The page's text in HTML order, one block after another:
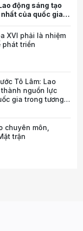
động sáng tạo
của quốc gia
XVI phải là nhiệm
phát triển
Tô Lâm: Lao
nguồn lực
gia trong tương
chuyên môn,
trận